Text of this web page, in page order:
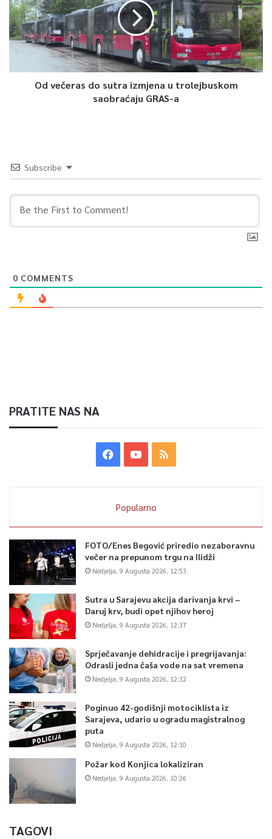
Od večeras do sutra izmjena u trolejbuskom
saobraćaju GRAS-a
Subscribe
0 COMMENTS
PRATITE NAS NA
Popularno
FOTO/Enes Begović priredio nezaboravnu
večer na prepunom trgu na Ilidži
Nedjelja, 9 Augusta 2026, 12:53
Sutra u Sarajevu akcija darivanja krvi –
Daruj krv, budi opet njihov heroj
Nedjelja, 9 Augusta 2026, 12:37
Sprječavanje dehidracije i pregrijavanja:
Odrasli jedna čaša vode na sat vremena
Nedjelja, 9 Augusta 2026, 12:32
Poginuo 42-godišnji motociklista iz
Sarajeva, udario u ogradu magistralnog
puta
Nedjelja, 9 Augusta 2026, 12:10
Požar kod Konjica lokaliziran
Nedjelja, 9 Augusta 2026, 10:26
TAGOVI